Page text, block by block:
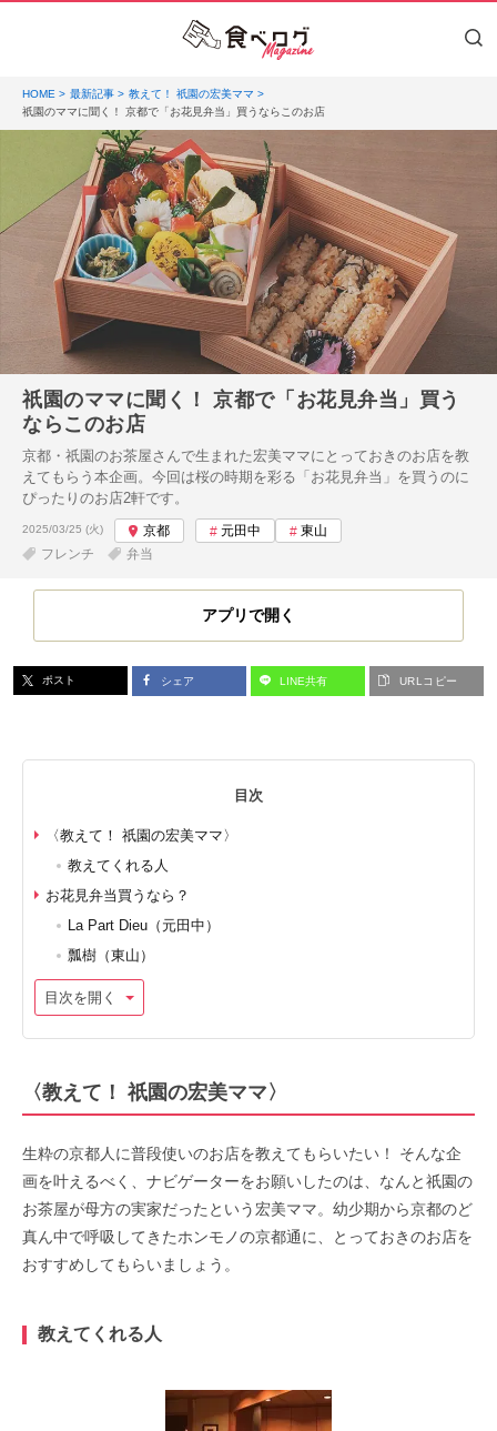
HOME 最新記事
教えて！ 祇園の宏美ママ
祇園のママに聞く！ 京都で「お花見弁当」買うならこのお店
祇園のママに聞く！ 京都で「お花見弁当」買う
ならこのお店
京都・祇園のお茶屋さんで生まれた宏美ママにとっておきのお店を教
えてもらう本企画。今回は桜の時期を彩る「お花見弁当」を買うのに
ぴったりのお店2軒です。
投稿日:
2025/03/25 (火) 京都 元田中
東山
フレンチ
弁当
アプリで開く
ポスト シェア LINE共有 URLコピー
目次
〈教えて！ 祇園の宏美ママ〉
教えてくれる人
お花見弁当買うなら？
La Part Dieu（元田中）
瓢樹（東山）
目次を開く
〈教えて！ 祇園の宏美ママ〉
生粋の京都人に普段使いのお店を教えてもらいたい！ そんな企
画を叶えるべく、ナビゲーターをお願いしたのは、なんと祇園の
お茶屋が母方の実家だったという宏美ママ。幼少期から京都のど
真ん中で呼吸してきたホンモノの京都通に、とっておきのお店を
おすすめしてもらいましょう。
教えてくれる人